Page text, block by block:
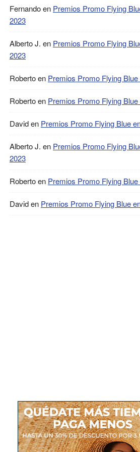
Fernandoen Premios Promo Flying
2023
Alberto J. en Premios Promo Flying
2023
Robertoen Premios Promo Flying
Robertoen Premios Promo Flying
Daviden Premios Promo Flying Blue
Alberto J. en Premios Promo Flying
2023
Robertoen Premios Promo Flying
Daviden Premios Promo Flying Blue